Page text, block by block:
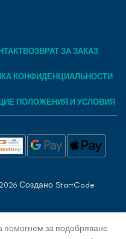
ВОЗВРАТ ЗА ЗАКАЗ
КОНФИДЕНЦИАЛЬНОСТИ
ПОЛОЖЕНИЯ И УСЛОВИЯ
Создано StartCode
помогнем за подобряване